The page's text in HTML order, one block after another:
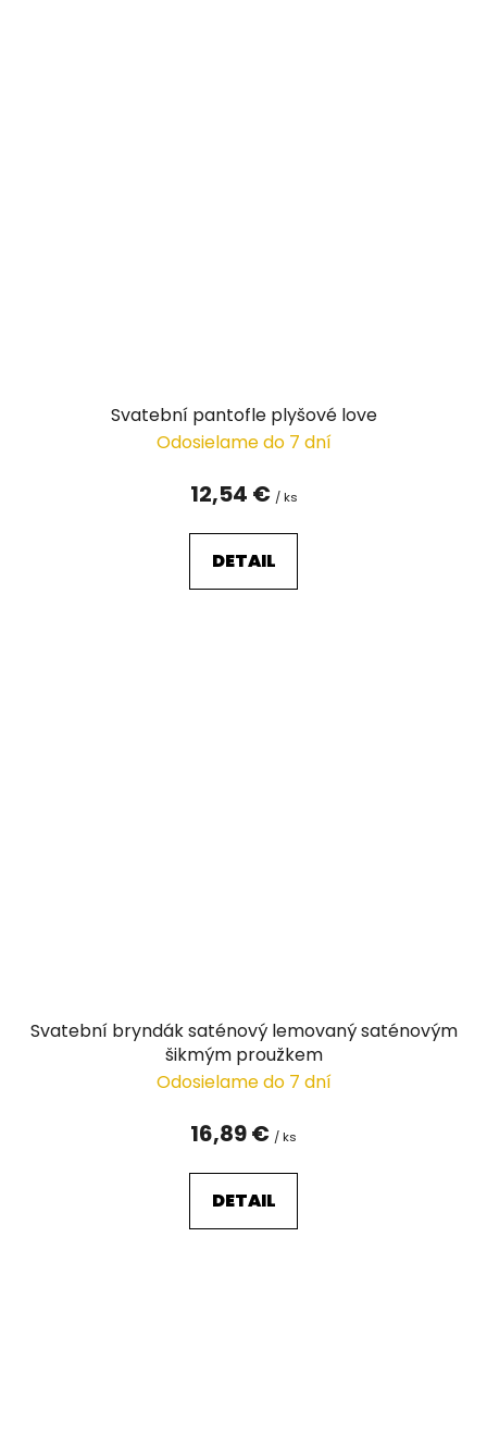
Svatební pantofle plyšové love
Odosielame do 7 dní
12,54 € / ks
DETAIL
Svatební bryndák saténový lemovaný saténovým
šikmým proužkem
Odosielame do 7 dní
16,89 € / ks
DETAIL